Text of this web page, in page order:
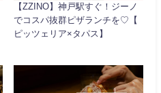
【ZZINO】神戸駅すぐ！ジーノ
でコスパ抜群ピザランチを♡【
ピッツェリア×タパス】